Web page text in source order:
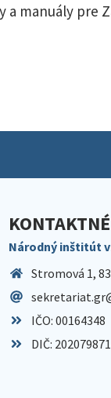
a manuály pre
Národný inštitút
Stromová 1,
IČO: 00164348
DIČ: